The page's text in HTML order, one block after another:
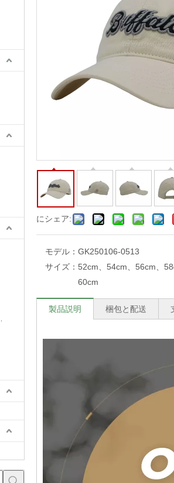
にシェア:
モデル： GK250106-0513
サイズ： 52cm、54cm、56cm、
60cm
製品説明 梱包と配送